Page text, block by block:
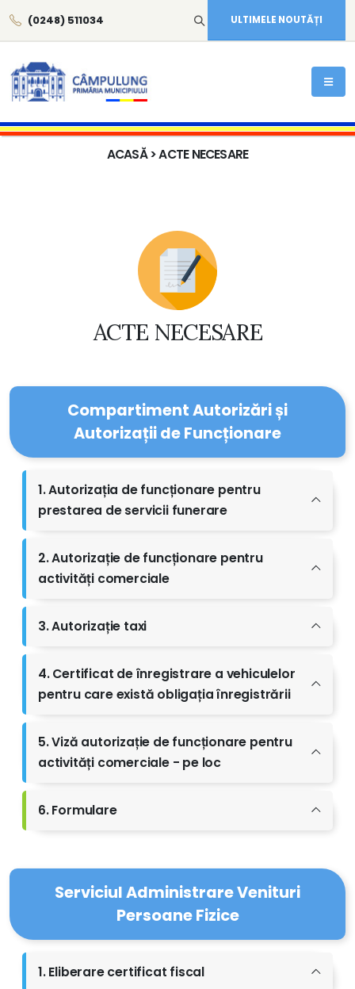
(0248) 511034 ULTIMELE NOUTĂȚI
ACASĂ> ACTE NECESARE
ACTE NECESARE
Compartiment Autorizări și
Autorizații de Funcționare
1. Autorizația de funcționare pentru
prestarea de servicii funerare
2. Autorizație de funcționare pentru
activități comerciale
3. Autorizație taxi
4. Certificat de înregistrare a vehiculelor
pentru care există obligația înregistrării
5. Viză autorizație de funcționare pentru
activități comerciale - pe loc
6. Formulare
Serviciul Administrare Venituri
Persoane Fizice
1. Eliberare certificat fiscal